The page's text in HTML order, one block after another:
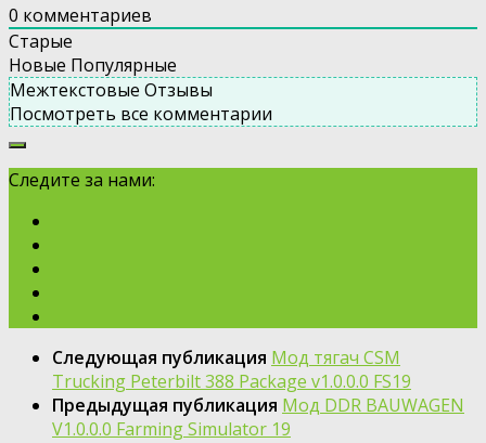
0 комментариев
Старые
Новые Популярные
Межтекстовые Отзывы
Посмотреть все комментарии
Следите за нами:
Следующая публикация Мод тягач CSM
Trucking Peterbilt 388 Package v1.0.0.0 FS19
Предыдущая публикация Мод DDR BAUWAGEN
V1.0.0.0 Farming Simulator 19